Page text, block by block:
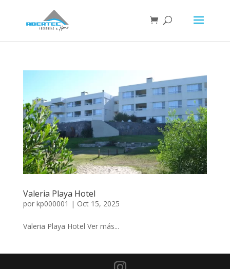
Valeria Playa Hotel
por kp000001 | Oct 15, 2025
Valeria Playa Hotel Ver más...